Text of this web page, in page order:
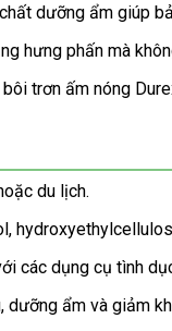
dưỡng ẩm giúp
hưng phấn mà
du lịch.
các dụng cụ tình
ẩm và giảm